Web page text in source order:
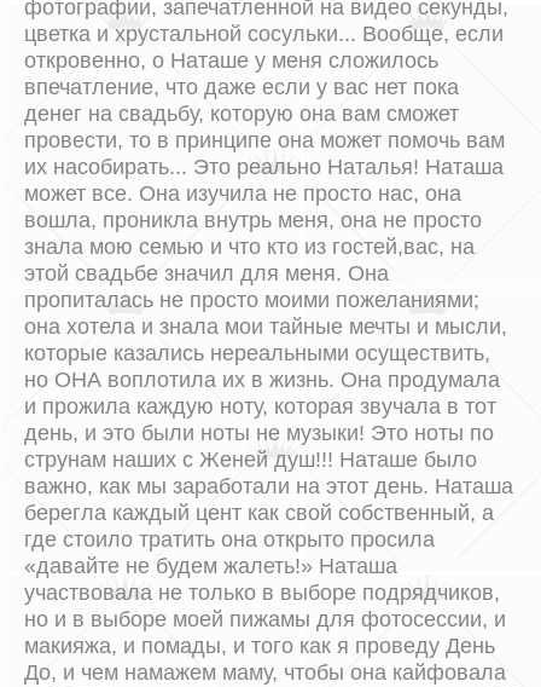
фотографии, запечатленной на видео секунды,
цветка и хрустальной сосульки... Вообще, если
откровенно, о Наташе у меня сложилось
впечатление, что даже если у вас нет пока
денег на свадьбу, которую она вам сможет
провести, то в принципе она может помочь вам
их насобирать... Это реально Наталья! Наташа
может все. Она изучила не просто нас, она
вошла, проникла внутрь меня, она не просто
знала мою семью и что кто из гостей,вас, на
этой свадьбе значил для меня. Она
пропиталась не просто моими пожеланиями;
она хотела и знала мои тайные мечты и мысли,
которые казались нереальными осуществить,
но ОНА воплотила их в жизнь. Она продумала
и прожила каждую ноту, которая звучала в тот
день, и это были ноты не музыки! Это ноты по
струнам наших с Женей душ!!! Наташе было
важно, как мы заработали на этот день. Наташа
берегла каждый цент как свой собственный, а
где стоило тратить она открыто просила
«давайте не будем жалеть!» Наташа
участвовала не только в выборе подрядчиков,
но и в выборе моей пижамы для фотосессии, и
макияжа, и помады, и того как я проведу День
До, и чем намажем маму, чтобы она кайфовала